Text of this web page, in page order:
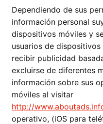
Dependiendo de sus
información personal
dispositivos móviles y
usuarios de
recibir publicidad
excluirse de diferentes
información sobre sus
móviles al visitar
http://
operativo, (iOS para